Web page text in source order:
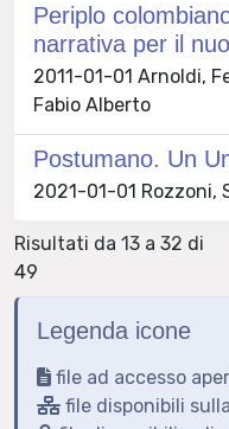
Periplo
narrativa per il
2011-01-01 Arnoldi,
Fabio Alberto
Postumano. Un
2021-01-01 Rozzoni,
Risultati da 13 a 32 di
49
Legenda icone
file ad accesso
file disponibili